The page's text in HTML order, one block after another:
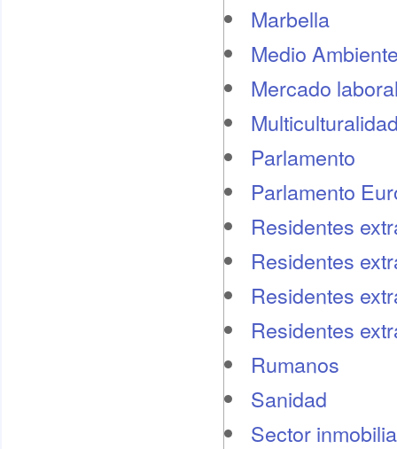
Marbella
Medio
Mercado
Parlamento
Parlamento
Residentes
Residentes
Residentes
Residentes
Rumanos
Sanidad
Sector